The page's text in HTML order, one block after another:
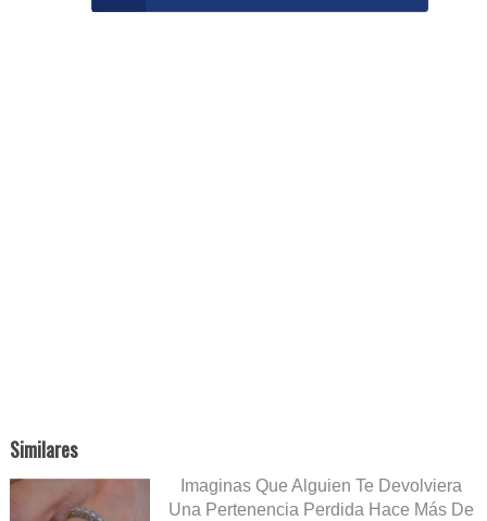
Similares
Imaginas Que Alguien Te Devolviera
Una Pertenencia Perdida Hace Más De